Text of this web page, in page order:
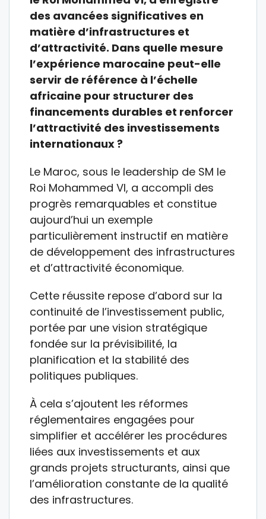
des avancées significatives en
matière d’infrastructures et
d’attractivité. Dans quelle mesure
l’expérience marocaine peut-elle
servir de référence à l’échelle
africaine pour structurer des
financements durables et renforcer
l’attractivité des investissements
internationaux ?
Le Maroc, sous le leadership de SM le
Roi Mohammed VI, a accompli des
progrès remarquables et constitue
aujourd’hui un exemple
particulièrement instructif en matière
de développement des infrastructures
et d’attractivité économique.
Cette réussite repose d’abord sur la
continuité de l’investissement public,
portée par une vision stratégique
fondée sur la prévisibilité, la
planification et la stabilité des
politiques publiques.
À cela s’ajoutent les réformes
réglementaires engagées pour
simplifier et accélérer les procédures
liées aux investissements et aux
grands projets structurants, ainsi que
l’amélioration constante de la qualité
des infrastructures.